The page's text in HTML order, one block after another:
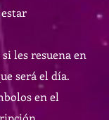
será el día.
en el